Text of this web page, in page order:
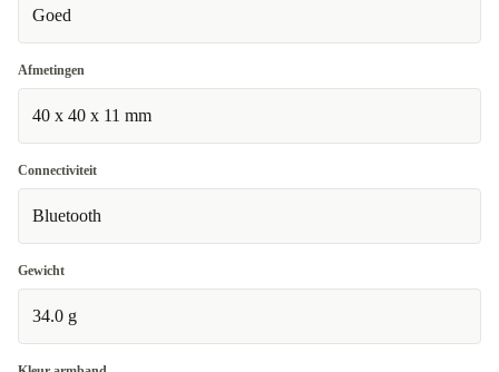
Goed
Afmetingen
40 x 40 x 11 mm
Connectiviteit
Bluetooth
Gewicht
34.0 g